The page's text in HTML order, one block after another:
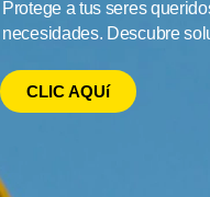
Protege a tus seres
necesidades. Descubre
CLIC AQUí